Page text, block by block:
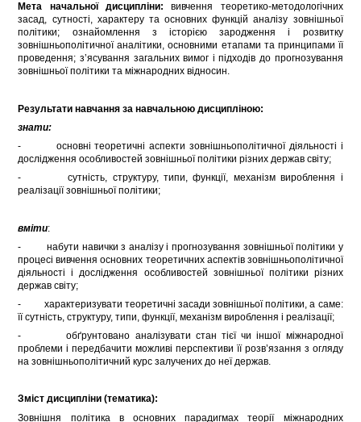
Мета начальної дисципліни:вивчення теоретико-методологічних
засад, сутності, характеру та основних функцій аналізу зовнішньої
політики; ознайомлення з історією зародження і розвитку
зовнішньополітичної аналітики, основними етапами та принципами її
проведення; з’ясування загальних вимог і підходів до прогнозування
зовнішньої політики та міжнародних відносин.
Результати навчання за навчальною дисципліною:
знати:
- основні теоретичні аспекти зовнішньополітичної діяльності і
дослідження особливостей зовнішньої політики різних держав світу;
- сутність, структуру, типи, функції, механізм вироблення і
реалізації зовнішньої політики;
вміти:
- набути навички з аналізу і прогнозування зовнішньої політики у
процесі вивчення основних теоретичних аспектів зовнішньополітичної
діяльності і дослідження особливостей зовнішньої політики різних
держав світу;
- характеризувати теоретичні засади зовнішньої політики, а саме:
її сутність, структуру, типи, функції, механізм вироблення і реалізації;
- обґрунтовано аналізувати стан тієї чи іншої міжнародної
проблеми і передбачити можливі перспективи її розв’язання з огляду
на зовнішньополітичний курс залучених до неї держав.
Зміст дисципліни (тематика):
Зовнішня політика в основних парадигмах теорії міжнародних